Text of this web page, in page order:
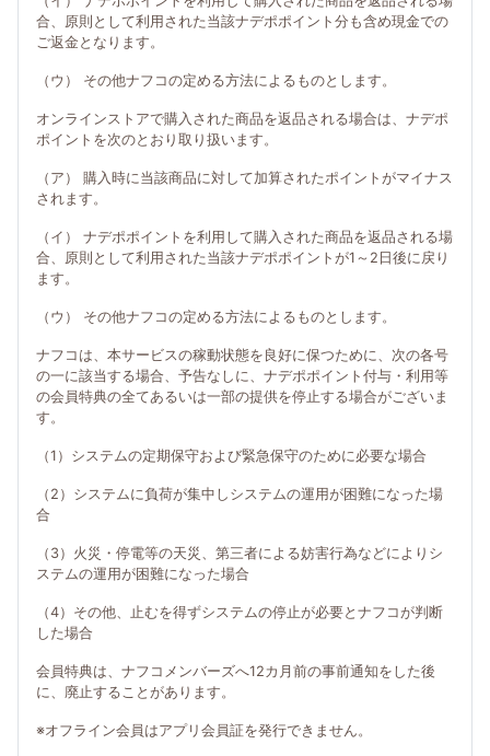
合、原則として利用された当該ナデポポイント分も含め現金での
ご返金となります。
（ウ） その他ナフコの定める方法によるものとします。
オンラインストアで購入された商品を返品される場合は、ナデポ
ポイントを次のとおり取り扱います。
（ア） 購入時に当該商品に対して加算されたポイントがマイナス
されます。
（イ） ナデポポイントを利用して購入された商品を返品される場
合、原則として利用された当該ナデポポイントが1～2日後に戻り
ます。
（ウ） その他ナフコの定める方法によるものとします。
ナフコは、本サービスの稼動状態を良好に保つために、次の各号
の一に該当する場合、予告なしに、ナデポポイント付与・利用等
の会員特典の全てあるいは一部の提供を停止する場合がございま
す。
（1）システムの定期保守および緊急保守のために必要な場合
（2）システムに負荷が集中しシステムの運用が困難になった場
合
（3）火災・停電等の天災、第三者による妨害行為などによりシ
ステムの運用が困難になった場合
（4）その他、止むを得ずシステムの停止が必要とナフコが判断
した場合
会員特典は、ナフコメンバーズへ12カ月前の事前通知をした後
に、廃止することがあります。
※オフライン会員はアプリ会員証を発行できません。